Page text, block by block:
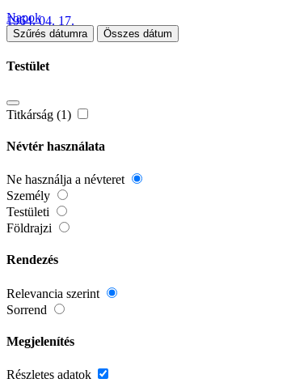
1964. 04. 17.
Napok
Szűrés dátumra Összes dátum
Testület
Titkárság (1)
Névtér használata
Ne használja a névteret
Személy
Testületi
Földrajzi
Rendezés
Relevancia szerint
Sorrend
Megjelenítés
Részletes adatok